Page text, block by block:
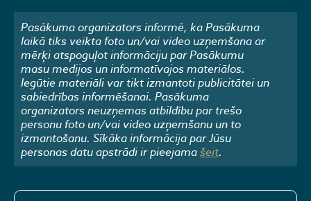
Pasākuma organizators informē, ka Pasākuma
laikā tiks veikta foto un/vai video uzņemšana ar
mērķi atspoguļot informāciju par Pasākumu
masu medijos un informatīvajos materiālos.
Iegūtie materiāli var tikt izmantoti publicitātei un
sabiedrības informēšanai. Pasākuma
organizators neuzņemas atbildību par trešo
personu foto un/vai video uzņemšanu un to
izmantošanu. Sīkāka informācija par Jūsu
personas datu apstrādi ir pieejamašeit.